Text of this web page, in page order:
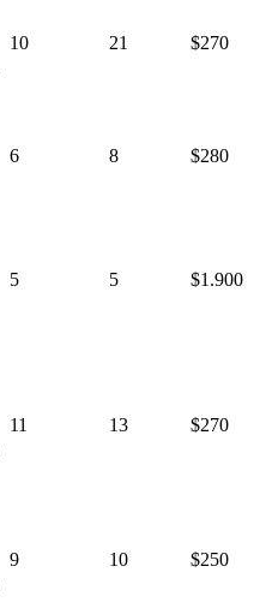
10 21 $270
6 8 $280
5 5 $1.900
11 13 $270
9 10 $250